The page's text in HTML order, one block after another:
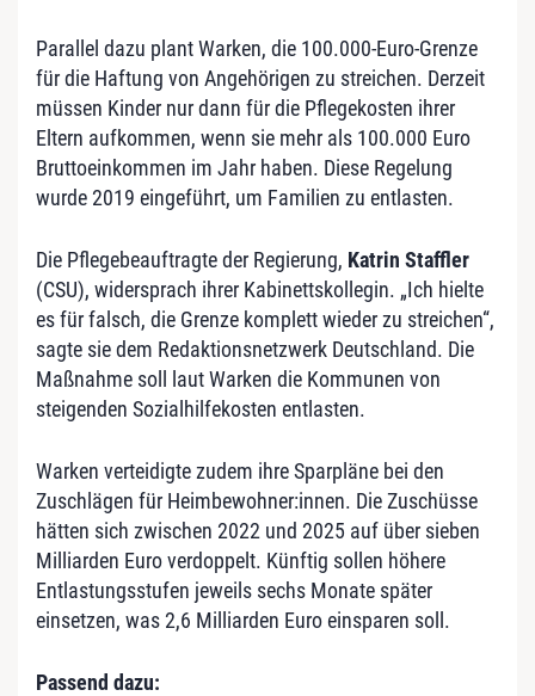
Parallel dazu plant Warken, die 100.000-Euro-Grenze
für die Haftung von Angehörigen zu streichen. Derzeit
müssen Kinder nur dann für die Pflegekosten ihrer
Eltern aufkommen, wenn sie mehr als 100.000 Euro
Bruttoeinkommen im Jahr haben. Diese Regelung
wurde 2019 eingeführt, um Familien zu entlasten.
Die Pflegebeauftragte der Regierung, Katrin Staffler
(CSU), widersprach ihrer Kabinettskollegin. „Ich hielte
es für falsch, die Grenze komplett wieder zu streichen“,
sagte sie dem Redaktionsnetzwerk Deutschland. Die
Maßnahme soll laut Warken die Kommunen von
steigenden Sozialhilfekosten entlasten.
Warken verteidigte zudem ihre Sparpläne bei den
Zuschlägen für Heimbewohner:innen. Die Zuschüsse
hätten sich zwischen 2022 und 2025 auf über sieben
Milliarden Euro verdoppelt. Künftig sollen höhere
Entlastungsstufen jeweils sechs Monate später
einsetzen, was 2,6 Milliarden Euro einsparen soll.
Passend dazu: